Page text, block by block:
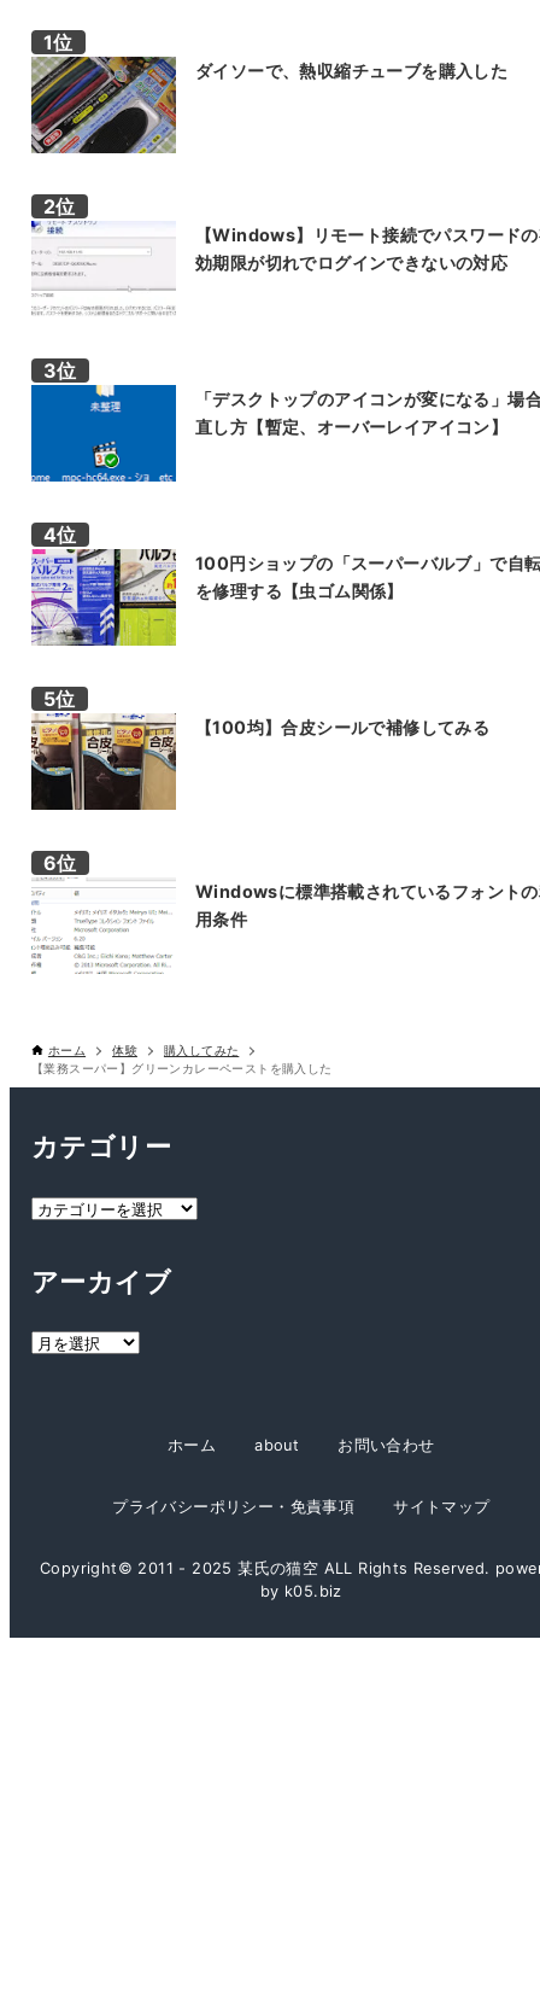
ダイソーで、熱収縮チューブを購入した
【Windows】リモート接続でパスワード
効期限が切れでログインできないの対応
「デスクトップのアイコンが変になる」場
直し方【暫定、オーバーレイアイコン】
100円ショップの「スーパーバルブ」で自
を修理する【虫ゴム関係】
【100均】合皮シールで補修してみる
Windowsに標準搭載されているフォント
用条件
ホーム 体験
購入してみた
【業務スーパー】グリーンカレーペーストを購入した
カテゴリー
カ
リ
アーカイブ
ア
ホーム about お問い合わせ
プライバシーポリシー・免責事項 サイトマップ
Copyright© 2011 - 2025 某氏の猫空 ALL Rights Reserved.
by k05.biz